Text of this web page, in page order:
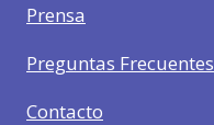
Prensa
Preguntas Frecuentes
Contacto